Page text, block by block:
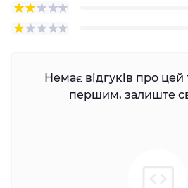
Немає відгуків про цей
першим, залиште